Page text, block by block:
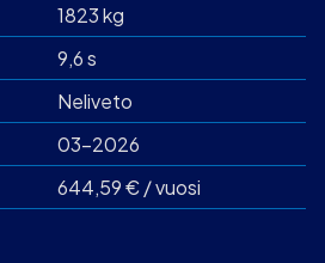
1823 kg
9,6 s
Neliveto
03-2026
644,59 € / vuosi